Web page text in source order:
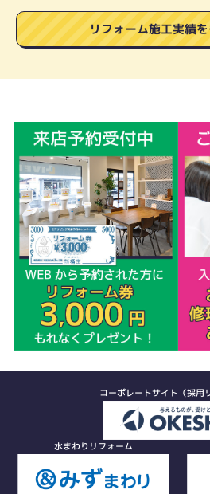
リフォーム施工実績
コーポレートサイト（採用
水まわりリフォーム